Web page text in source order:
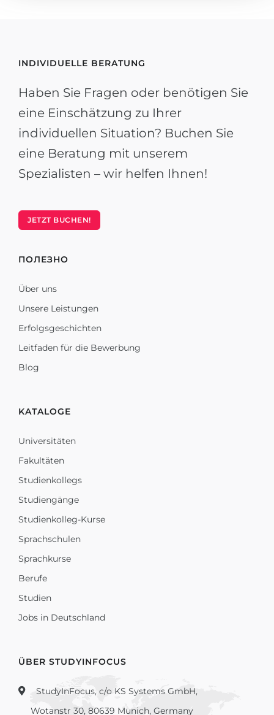
INDIVIDUELLE BERATUNG
Haben Sie Fragen oder benötigen Sie
eine Einschätzung zu Ihrer
individuellen Situation? Buchen Sie
eine Beratung mit unserem
Spezialisten – wir helfen Ihnen!
JETZT BUCHEN!
ПОЛЕЗНО
Über uns
Unsere Leistungen
Erfolgsgeschichten
Leitfaden für die Bewerbung
Blog
KATALOGE
Universitäten
Fakultäten
Studienkollegs
Studiengänge
Studienkolleg-Kurse
Sprachschulen
Sprachkurse
Berufe
Studien
Jobs in Deutschland
ÜBER STUDYINFOCUS
StudyInFocus, c/o KS Systems GmbH,
Wotanstr 30, 80639 Munich, Germany